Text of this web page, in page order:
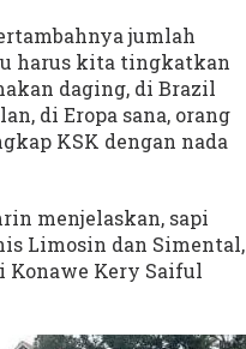
jumlah
harus kita tingkatkan
daging, di Brazil
di Eropa sana, orang
KSK dengan nada
menjelaskan, sapi
Limosin dan Simental,
Konawe Kery Saiful